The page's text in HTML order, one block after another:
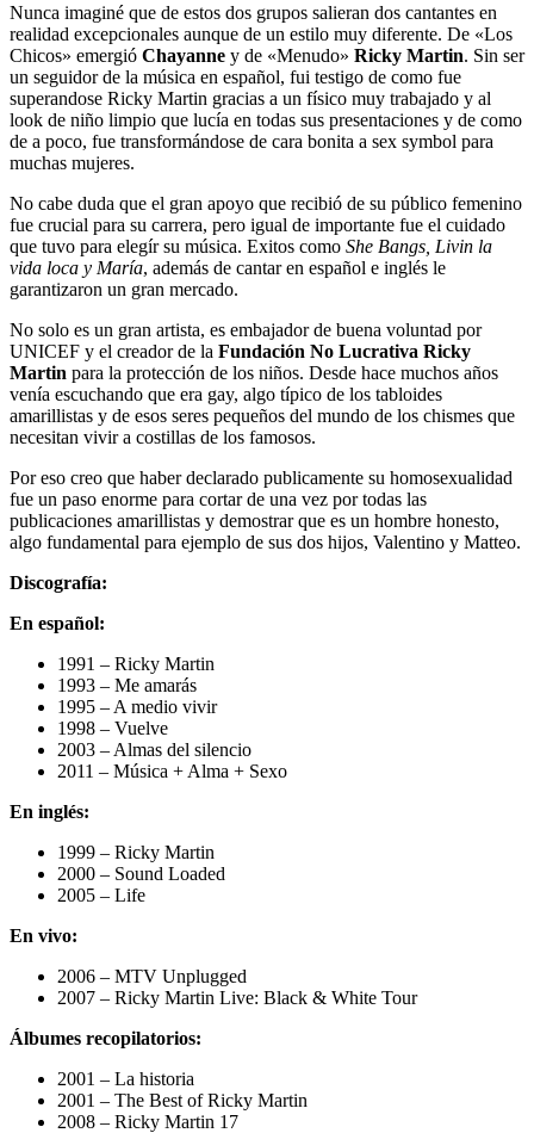
Nunca imaginé que de estos dos grupos salieran dos cantantes en
realidad excepcionales aunque de un estilo muy diferente. De «Los
Chicos» emergió Chayanne y de «Menudo» Ricky Martin. Sin ser
un seguidor de la música en español, fui testigo de como fue
superandose Ricky Martin gracias a un físico muy trabajado y al
look de niño limpio que lucía en todas sus presentaciones y de como
de a poco, fue transformándose de cara bonita a sex symbol para
muchas mujeres.
No cabe duda que el gran apoyo que recibió de su público femenino
fue crucial para su carrera, pero igual de importante fue el cuidado
que tuvo para elegír su música. Exitos como She Bangs, Livin la
vida loca y María, además de cantar en español e inglés le
garantizaron un gran mercado.
No solo es un gran artista, es embajador de buena voluntad por
UNICEF y el creador de la Fundación No Lucrativa Ricky
Martin para la protección de los niños. Desde hace muchos años
venía escuchando que era gay, algo típico de los tabloides
amarillistas y de esos seres pequeños del mundo de los chismes que
necesitan vivir a costillas de los famosos.
Por eso creo que haber declarado publicamente su homosexualidad
fue un paso enorme para cortar de una vez por todas las
publicaciones amarillistas y demostrar que es un hombre honesto,
algo fundamental para ejemplo de sus dos hijos, Valentino y Matteo.
Discografía:
En español:
1991 – Ricky Martin
1993 – Me amarás
1995 – A medio vivir
1998 – Vuelve
2003 – Almas del silencio
2011 – Música + Alma + Sexo
En inglés:
1999 – Ricky Martin
2000 – Sound Loaded
2005 – Life
En vivo:
2006 – MTV Unplugged
2007 – Ricky Martin Live: Black & White Tour
Álbumes recopilatorios:
2001 – La historia
2001 – The Best of Ricky Martin
2008 – Ricky Martin 17